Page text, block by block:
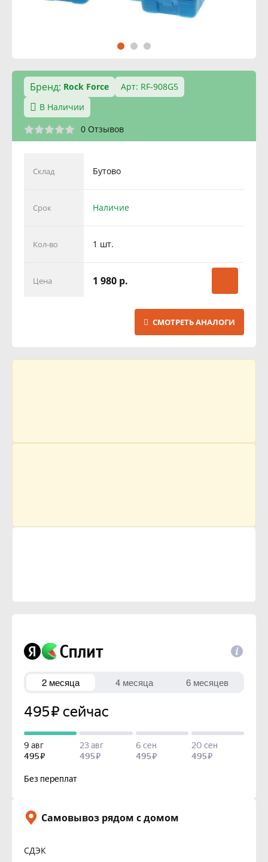
Бренд: Rock Force
Арт: RF-908G5
В Наличии
0 Отзывов
Склад Бутово
Срок Наличие
Кол-во 1 шт.
Цена 1 980 р.
СМОТРЕТЬ АНАЛОГИ
Самовывоз рядом с домом
СДЭК